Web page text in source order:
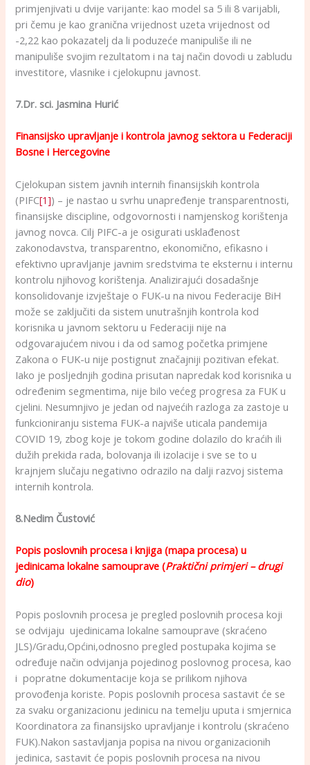
primjenjivati u dvije varijante: kao model sa 5 ili 8 varijabli,
pri čemu je kao granična vrijednost uzeta vrijednost od
-2,22 kao pokazatelj da li poduzeće manipuliše ili ne
manipuliše svojim rezultatom i na taj način dovodi u zabludu
investitore, vlasnike i cjelokupnu javnost.
7.Dr. sci. Jasmina Hurić
Finansijsko upravljanje i kontrola javnog sektora u Federaciji
Bosne i Hercegovine
Cjelokupan sistem javnih internih finansijskih kontrola
(PIFC[1]) – je nastao u svrhu unapređenje transparentnosti,
finansijske discipline, odgovornosti i namjenskog korištenja
javnog novca. Cilj PIFC-a je osigurati usklađenost
zakonodavstva, transparentno, ekonomično, efikasno i
efektivno upravljanje javnim sredstvima te eksternu i internu
kontrolu njihovog korištenja. Analizirajući dosadašnje
konsolidovanje izvještaje o FUK-u na nivou Federacije BiH
može se zaključiti da sistem unutrašnjih kontrola kod
korisnika u javnom sektoru u Federaciji nije na
odgovarajućem nivou i da od samog početka primjene
Zakona o FUK-u nije postignut značajniji pozitivan efekat.
Iako je posljednjih godina prisutan napredak kod korisnika u
određenim segmentima, nije bilo većeg progresa za FUK u
cjelini. Nesumnjivo je jedan od najvećih razloga za zastoje u
funkcioniranju sistema FUK-a najviše uticala pandemija
COVID 19, zbog koje je tokom godine dolazilo do kraćih ili
dužih prekida rada, bolovanja ili izolacije i sve se to u
krajnjem slučaju negativno odrazilo na dalji razvoj sistema
internih kontrola.
8.Nedim Čustović
Popis poslovnih procesa i knjiga (mapa procesa) u
jedinicama lokalne samouprave (Praktični primjeri – drugi
dio)
Popis poslovnih procesa je pregled poslovnih procesa koji
se odvijaju ujedinicama lokalne samouprave (skraćeno
JLS)/Gradu,Općini,odnosno pregled postupaka kojima se
određuje način odvijanja pojedinog poslovnog procesa, kao
i popratne dokumentacije koja se prilikom njihova
provođenja koriste. Popis poslovnih procesa sastavit će se
za svaku organizacionu jedinicu na temelju uputa i smjernica
Koordinatora za finansijsko upravljanje i kontrolu (skraćeno
FUK).Nakon sastavljanja popisa na nivou organizacionih
jedinica, sastavit će popis poslovnih procesa na nivou